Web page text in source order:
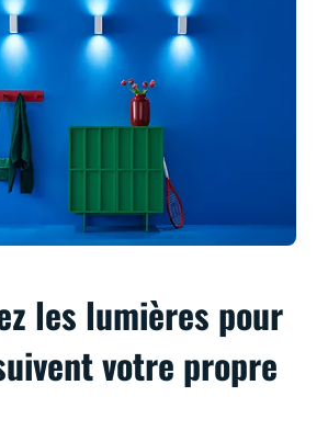
les lumières pour
votre propre